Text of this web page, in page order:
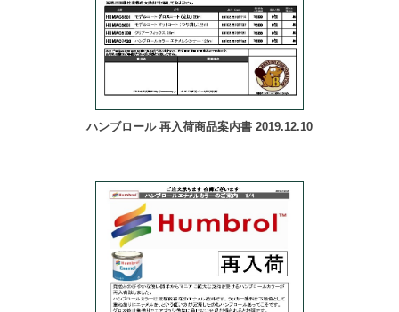
ハンブロール 再入荷商品案内書 2019.12.10